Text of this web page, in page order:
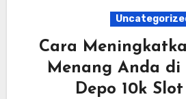
Cara
Menang Anda di
Depo 10k